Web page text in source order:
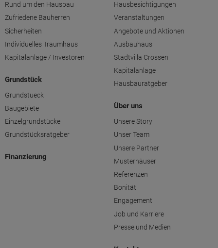
Rund um den Hausbau
Zufriedene Bauherren
Sicherheiten
Individuelles Traumhaus
Kapitalanlage / Investoren
Grundstück
Grundstueck
Baugebiete
Einzelgrundstücke
Grundstücksratgeber
Finanzierung
Hausbesichtigungen
Veranstaltungen
Angebote und Aktionen
Ausbauhaus
Stadtvilla Crossen
Kapitalanlage
Hausbauratgeber
Über uns
Unsere Story
Unser Team
Unsere Partner
Musterhäuser
Referenzen
Bonität
Engagement
Job und Karriere
Presse und Medien